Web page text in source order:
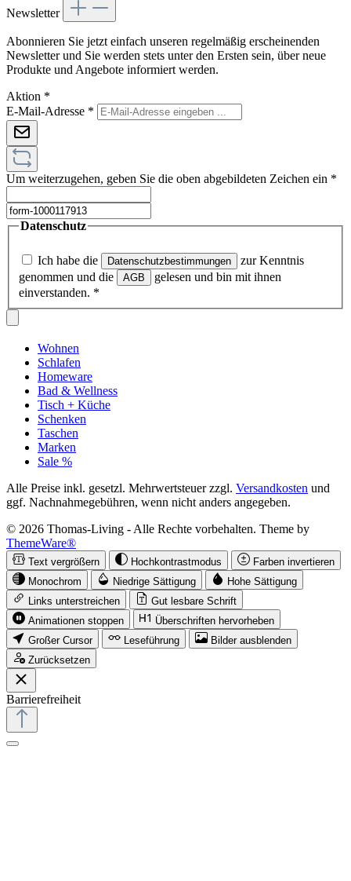
Newsletter
Abonnieren Sie jetzt einfach unseren regelmäßig erscheinenden
Newsletter und Sie werden stets unter den Ersten sein, über neue
Produkte und Angebote informiert werden.
Aktion *
E-Mail-Adresse *
Um weiterzugehen, geben Sie die oben abgebildeten Zeichen ein *
Datenschutz
Ich habe die Datenschutzbestimmungen
zur Kenntnis
genommen und die
AGB
gelesen und bin mit ihnen
einverstanden. *
Wohnen
Schlafen
Homeware
Bad & Wellness
Tisch + Küche
Schenken
Taschen
Marken
Sale %
Alle Preise inkl. gesetzl. Mehrwertsteuer zzgl. Versandkosten und
ggf. Nachnahmegebühren, wenn nicht anders angegeben.
© 2026 Thomas-Living - Alle Rechte vorbehalten. Theme by
ThemeWare®
Text vergrößern Hochkontrastmodus
Farben invertieren
Monochrom
Niedrige Sättigung
Hohe Sättigung
Links unterstreichen
Gut lesbare Schrift
Animationen stoppen
Überschriften hervorheben
Großer Cursor
Leseführung
Bilder ausblenden
Zurücksetzen
Barrierefreiheit